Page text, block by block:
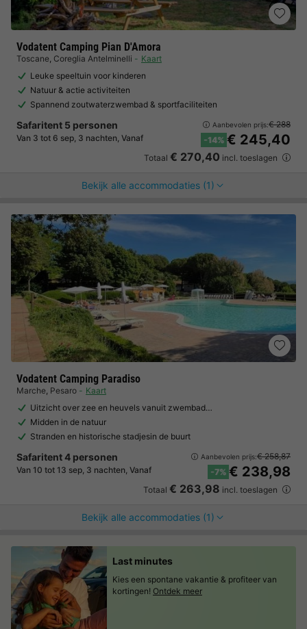
Vodatent Camping Pian D'Amora
Toscane, Coreglia Antelminelli
Kaart
Leuke speeltuin voor kinderen
Natuur & actie activiteiten
Spannend zoutwaterzwembad & sportfaciliteiten
Safaritent 5 personen
Van 3 tot 6 sep, 3 nachten, Vanaf
Aanbevolen prijs:€ 288
-14% € 245,40
Totaal € 270,40 incl. toeslagen
Bekijk alle accommodaties (1)
Vodatent Camping Paradiso
Marche, Pesaro
Kaart
Uitzicht over zee en heuvels vanuit zwembad…
Midden in de natuur
Stranden en historische stadjesin de buurt
Safaritent 4 personen
Van 10 tot 13 sep, 3 nachten, Vanaf
Aanbevolen prijs:€ 258,87
-7% € 238,98
Totaal € 263,98 incl. toeslagen
Bekijk alle accommodaties (1)
Last minutes
Kies een spontane vakantie & profiteer van
kortingen! Ontdek meer